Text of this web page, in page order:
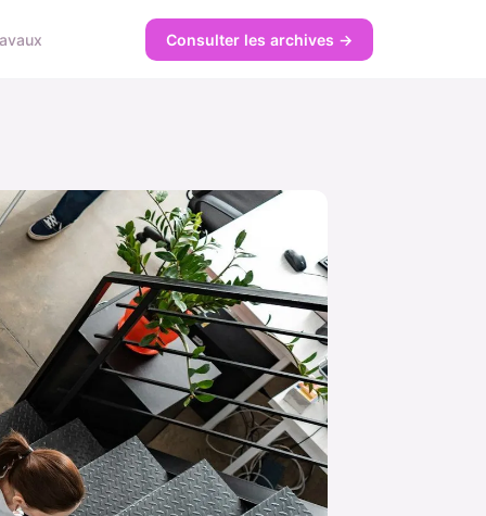
Consulter les archives →